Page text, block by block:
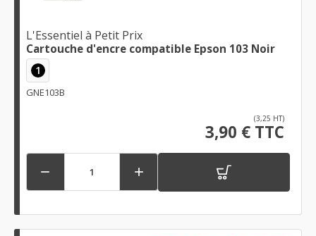
L'Essentiel à Petit Prix
Cartouche d'encre compatible Epson 103 Noir
1
GNE103B
(3,25 HT)
3,90 € TTC
 